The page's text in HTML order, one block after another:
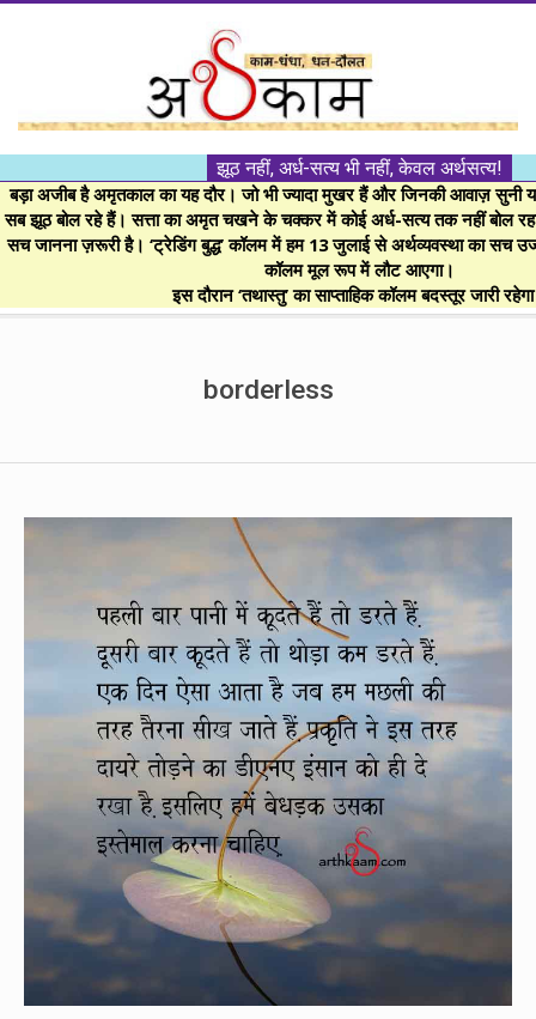
।।
अर्थकाम।।
BE
FINANCIALLY
CLEVER!
झूठ नहीं, अर्ध-सत्य भी नहीं, केवल अर्थसत्य!
बड़ा अजीब है अमृतकाल का यह दौर। जो भी ज्यादा मुखर हैं और जिनकी आवाज़ सुनी
सब झूठ बोल रहे हैं। सत्ता का अमृत चखने के चक्कर में कोई अर्ध-सत्य तक नहीं बोल
सच जानना ज़रूरी है। ‘ट्रेडिंग बुद्ध’ कॉलम में हम 13 जुलाई से अर्थव्यवस्था का सच
कॉलम मूल रूप में लौट आएगा।
इस दौरान ‘तथास्तु’ का साप्ताहिक कॉलम बदस्तूर जारी
borderless